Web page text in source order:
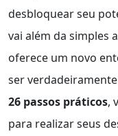
desbloquear seu
vai além da simples
oferece um novo
ser
26 passos práticos,
para realizar seus